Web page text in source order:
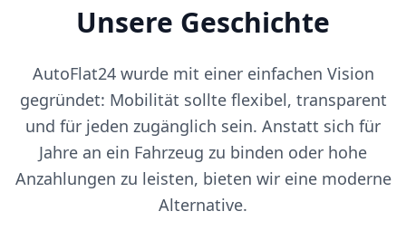
Unsere Geschichte
AutoFlat24 wurde mit einer einfachen Vision
gegründet: Mobilität sollte flexibel, transparent
und für jeden zugänglich sein. Anstatt sich für
Jahre an ein Fahrzeug zu binden oder hohe
Anzahlungen zu leisten, bieten wir eine moderne
Alternative.